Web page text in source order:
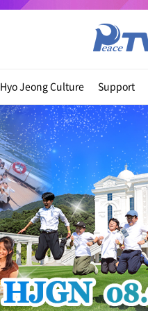
Hyo Jeong Culture Support